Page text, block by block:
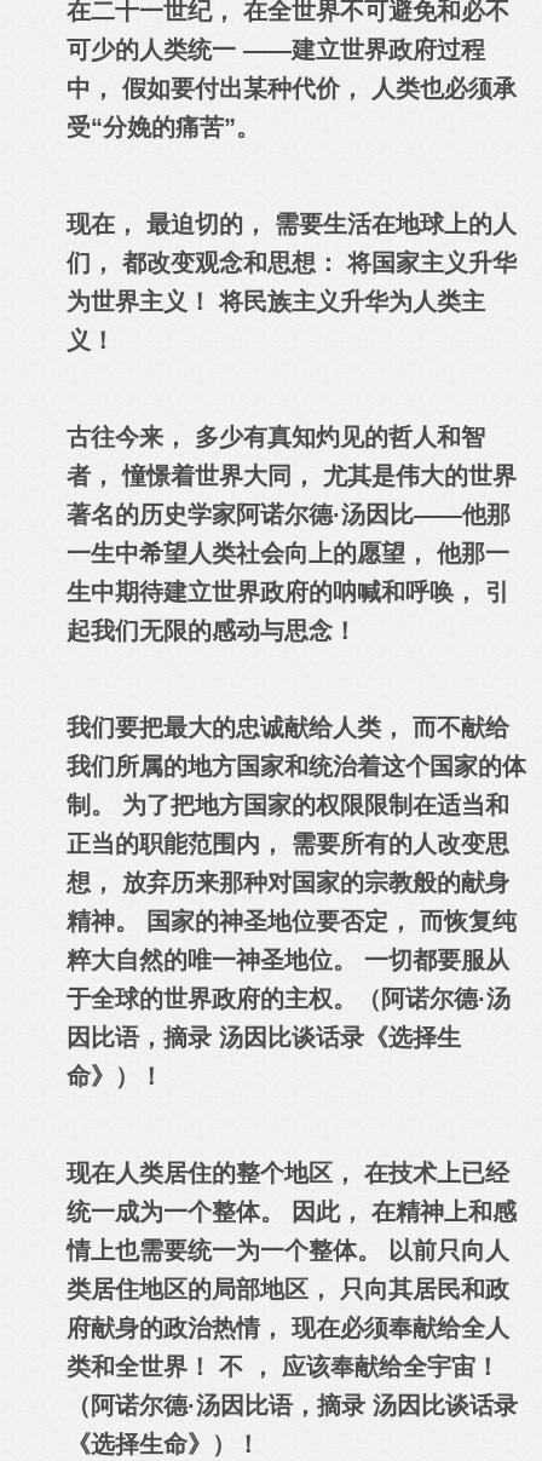
在二十一世纪， 在全世界不可避免和必不
可少的人类统一 ——建立世界政府过程
中， 假如要付出某种代价， 人类也必须承
受“分娩的痛苦”。
现在， 最迫切的， 需要生活在地球上的人
们， 都改变观念和思想： 将国家主义升华
为世界主义！ 将民族主义升华为人类主
义！
古往今来， 多少有真知灼见的哲人和智
者， 憧憬着世界大同， 尤其是伟大的世界
著名的历史学家阿诺尔德·汤因比——他那
一生中希望人类社会向上的愿望， 他那一
生中期待建立世界政府的呐喊和呼唤， 引
起我们无限的感动与思念！
我们要把最大的忠诚献给人类， 而不献给
我们所属的地方国家和统治着这个国家的体
制。 为了把地方国家的权限限制在适当和
正当的职能范围内， 需要所有的人改变思
想， 放弃历来那种对国家的宗教般的献身
精神。 国家的神圣地位要否定， 而恢复纯
粹大自然的唯一神圣地位。 一切都要服从
于全球的世界政府的主权。（阿诺尔德·汤
因比语，摘录 汤因比谈话录《选择生
命》）！
现在人类居住的整个地区， 在技术上已经
统一成为一个整体。 因此， 在精神上和感
情上也需要统一为一个整体。 以前只向人
类居住地区的局部地区， 只向其居民和政
府献身的政治热情， 现在必须奉献给全人
类和全世界！ 不 ， 应该奉献给全宇宙！
（阿诺尔德·汤因比语，摘录 汤因比谈话录
《选择生命》）！